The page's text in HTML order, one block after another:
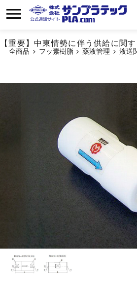
【重要】中東情勢に伴う供給に関
全商品 フッ素樹脂 薬液管理 液送